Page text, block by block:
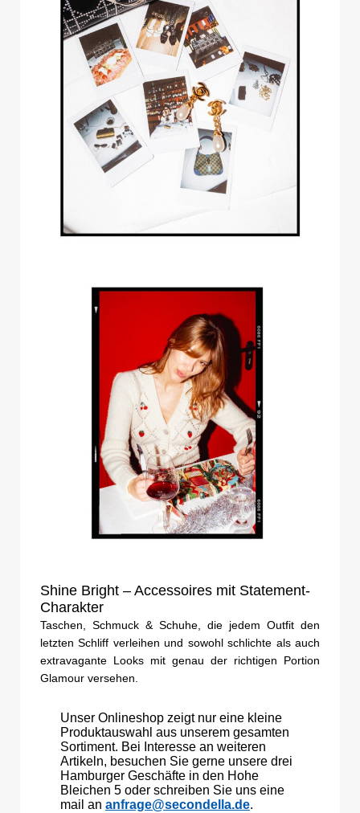
Shine Bright – Accessoires mit Statement-
Charakter
Taschen, Schmuck & Schuhe, die jedem Outfit den
letzten Schliff verleihen und sowohl schlichte als auch
extravagante Looks mit genau der richtigen Portion
Glamour versehen.
Unser Onlineshop zeigt nur eine kleine
Produktauswahl aus unserem gesamten
Sortiment. Bei Interesse an weiteren
Artikeln, besuchen Sie gerne unsere drei
Hamburger Geschäfte in den Hohe
Bleichen 5 oder schreiben Sie uns eine
mail an anfrage@secondella.de.